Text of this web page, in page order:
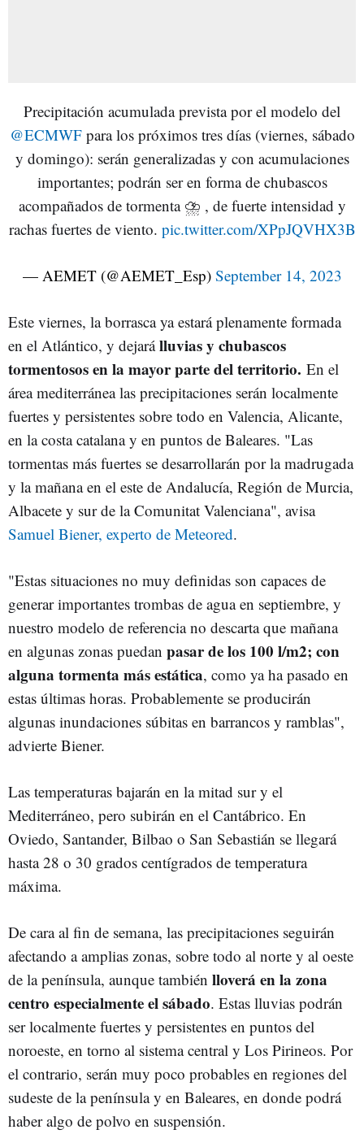
Precipitación acumulada prevista por el modelo del
@ECMWFpara los próximos tres días (viernes, sábado
y domingo): serán generalizadas y con acumulaciones
importantes; podrán ser en forma de chubascos
acompañados de tormenta ⛈️ , de fuerte intensidad y
rachas fuertes de viento. pic.twitter.com/XPpJQVHX3B
— AEMET (@AEMET_Esp) September 14, 2023
Este viernes, la borrasca ya estará plenamente formada
en el Atlántico, y dejarálluvias y chubascos
tormentosos en la mayor parte del territorio. En el
área mediterránea las precipitaciones serán localmente
fuertes y persistentes sobre todo en Valencia, Alicante,
en la costa catalana y en puntos de Baleares. "Las
tormentas más fuertes se desarrollarán por la madrugada
y la mañana en el este de Andalucía, Región de Murcia,
Albacete y sur de la Comunitat Valenciana", avisa
Samuel Biener, experto de Meteored.
"Estas situaciones no muy definidas son capaces de
generar importantes trombas de agua en septiembre, y
nuestro modelo de referencia no descarta que mañana
en algunas zonas puedan pasar de los 100 l/m2; con
alguna tormenta más estática, como ya ha pasado en
estas últimas horas. Probablemente se producirán
algunas inundaciones súbitas en barrancos y ramblas",
advierte Biener.
Las temperaturas bajarán en la mitad sur y el
Mediterráneo, pero subirán en el Cantábrico. En
Oviedo, Santander, Bilbao o San Sebastián se llegará
hasta 28 o 30 grados centígrados de temperatura
máxima.
De cara al fin de semana, las precipitaciones seguirán
afectando a amplias zonas, sobre todo al norte y al oeste
de la península, aunque también lloverá en la zona
centro especialmente el sábado. Estas lluvias podrán
ser localmente fuertes y persistentes en puntos del
noroeste, en torno al sistema central y Los Pirineos. Por
el contrario, serán muy poco probables en regiones del
sudeste de la península y en Baleares, en donde podrá
haber algo de polvo en suspensión.